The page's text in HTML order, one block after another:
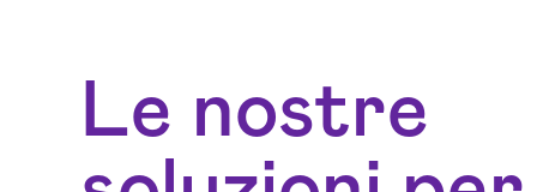
Le nostre